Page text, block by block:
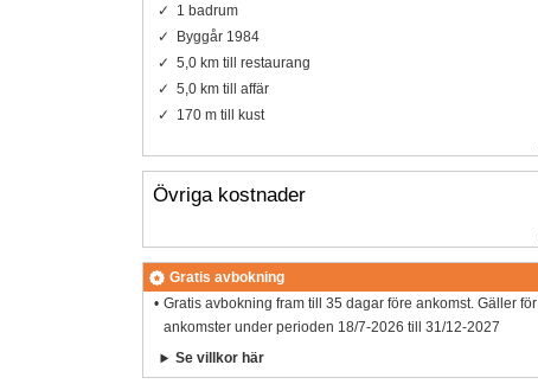
1 badrum
Byggår 1984
5,0 km till restaurang
5,0 km till affär
170 m till kust
Övriga kostnader
Gratis avbokning
Gratis avbokning fram till 35 dagar före ankomst. Gäller för
ankomster under perioden 18/7-2026 till 31/12-2027
Se villkor här